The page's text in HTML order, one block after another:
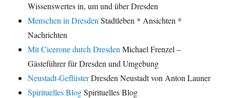
Wissenswertes in, um und über Dresden
Menschen in DresdenStadtleben * Ansichten *
Nachrichten
Mit Cicerone durch DresdenMichael Frenzel –
Gästeführer für Dresden und Umgebung
Neustadt-GeflüsterDresden Neustadt von Anton Launer
Spirituelles BlogSpirituelles Blog